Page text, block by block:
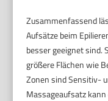
Zusammenfassend
Aufsätze beim
besser geeignet sind.
größere Flächen wie
Zonen sind Sensitiv-
Massageaufsatz